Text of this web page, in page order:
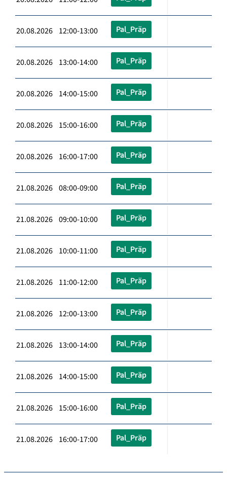
20.08.2026 12:00-13:00 Pal_Präp
20.08.2026 13:00-14:00 Pal_Präp
20.08.2026 14:00-15:00 Pal_Präp
20.08.2026 15:00-16:00 Pal_Präp
20.08.2026 16:00-17:00 Pal_Präp
21.08.2026 08:00-09:00 Pal_Präp
21.08.2026 09:00-10:00 Pal_Präp
21.08.2026 10:00-11:00 Pal_Präp
21.08.2026 11:00-12:00 Pal_Präp
21.08.2026 12:00-13:00 Pal_Präp
21.08.2026 13:00-14:00 Pal_Präp
21.08.2026 14:00-15:00 Pal_Präp
21.08.2026 15:00-16:00 Pal_Präp
21.08.2026 16:00-17:00 Pal_Präp